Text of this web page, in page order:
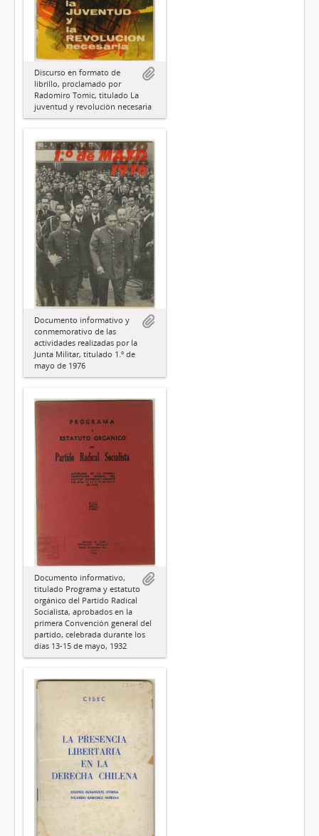
Discurso en formato de
librillo, proclamado por
Radomiro Tomic, titulado La
juventud y revolución necesaria
Documento informativo y
conmemorativo de las
actividades realizadas por la
Junta Militar, titulado 1.º de
mayo de 1976
Documento informativo,
titulado Programa y estatuto
orgánico del Partido Radical
Socialista, aprobados en la
primera Convención general del
partido, celebrada durante los
días 13-15 de mayo, 1932